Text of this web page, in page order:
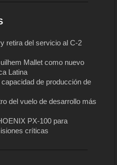
retira del servicio al C-2
Mallet como nuevo
Latina
de producción de
del vuelo de desarrollo más
PX-100 para
críticas